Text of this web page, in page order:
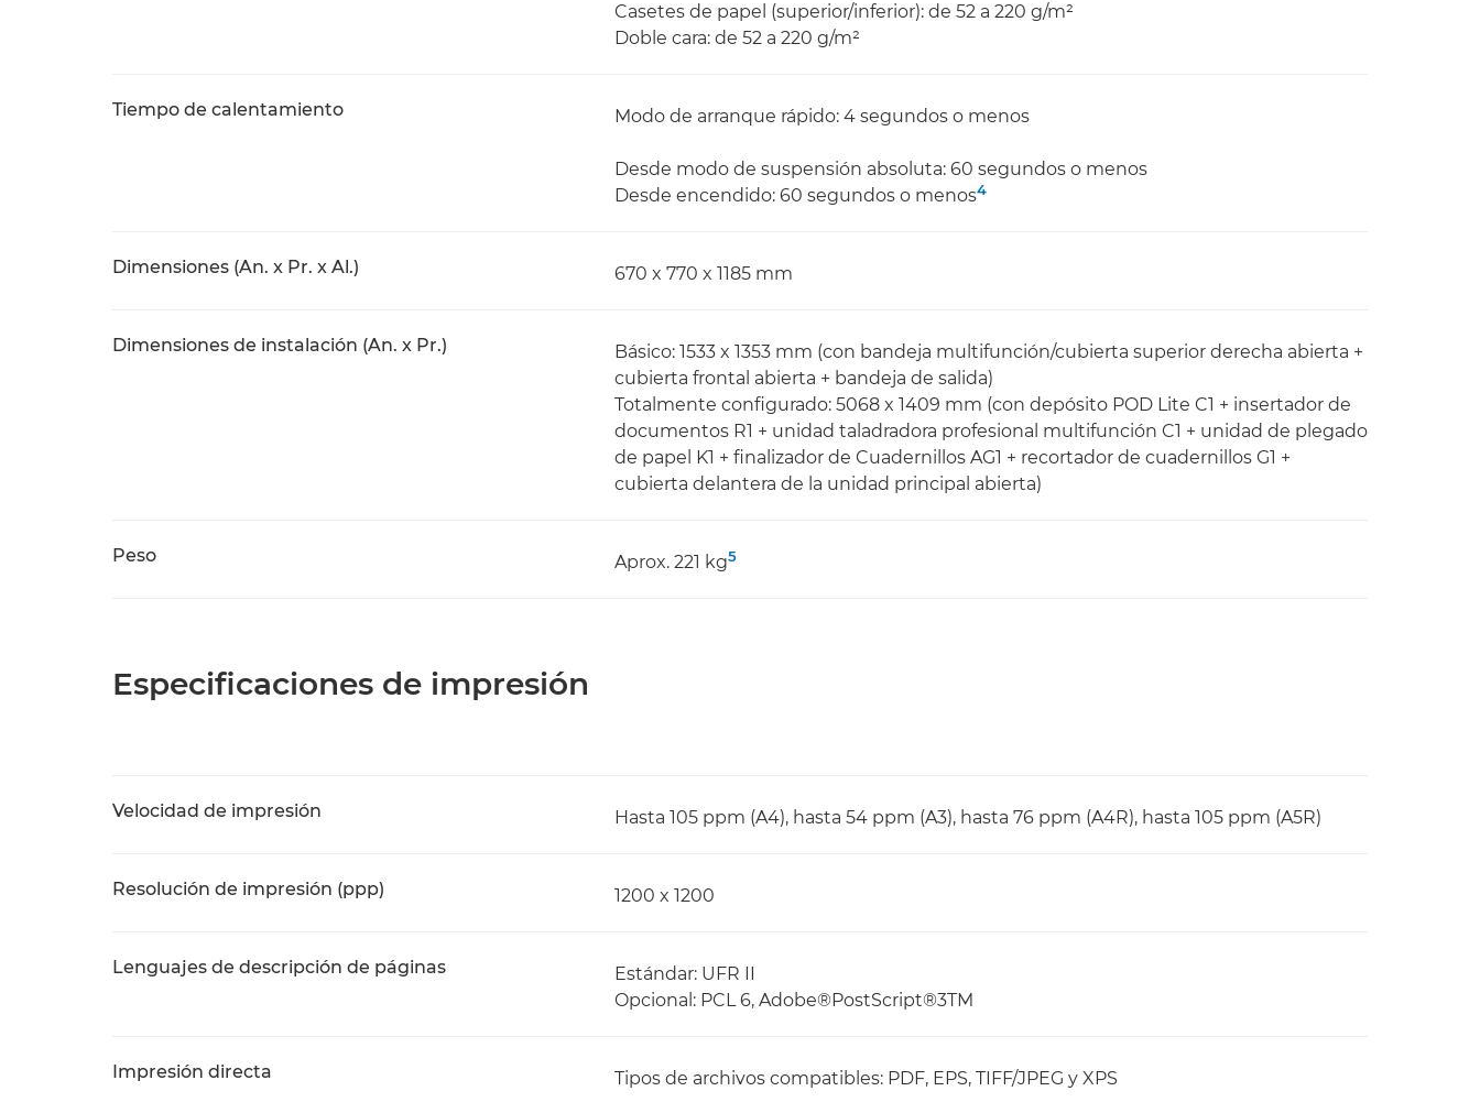
Casetes de papel (superior/inferior): de 52 a 220 g/m²
Doble cara: de 52 a 220 g/m²
Tiempo de calentamiento Modo de arranque rápido: 4 segundos o menos
Desde modo de suspensión absoluta: 60 segundos o menos
Desde encendido: 60 segundos o menos4
Dimensiones (An. x Pr. x Al.) 670 x 770 x 1185 mm
Dimensiones de instalación (An. x Pr.)
Básico: 1533 x 1353 mm (con bandeja multifunción/cubierta superior derecha abierta +
cubierta frontal abierta + bandeja de salida)
Totalmente configurado: 5068 x 1409 mm (con depósito POD Lite C1 + insertador de
documentos R1 + unidad taladradora profesional multifunción C1 + unidad de plegado
de papel K1 + finalizador de Cuadernillos AG1 + recortador de cuadernillos G1 +
cubierta delantera de la unidad principal abierta)
Peso Aprox. 221 kg5
Especificaciones de impresión
Velocidad de impresión Hasta 105 ppm (A4), hasta 54 ppm (A3), hasta 76 ppm (A4R), hasta 105 ppm (A5R)
Resolución de impresión (ppp) 1200 x 1200
Lenguajes de descripción de páginas
Estándar: UFR II
Opcional: PCL 6, Adobe®PostScript®3TM
Impresión directa Tipos de archivos compatibles: PDF, EPS, TIFF/JPEG y XPS